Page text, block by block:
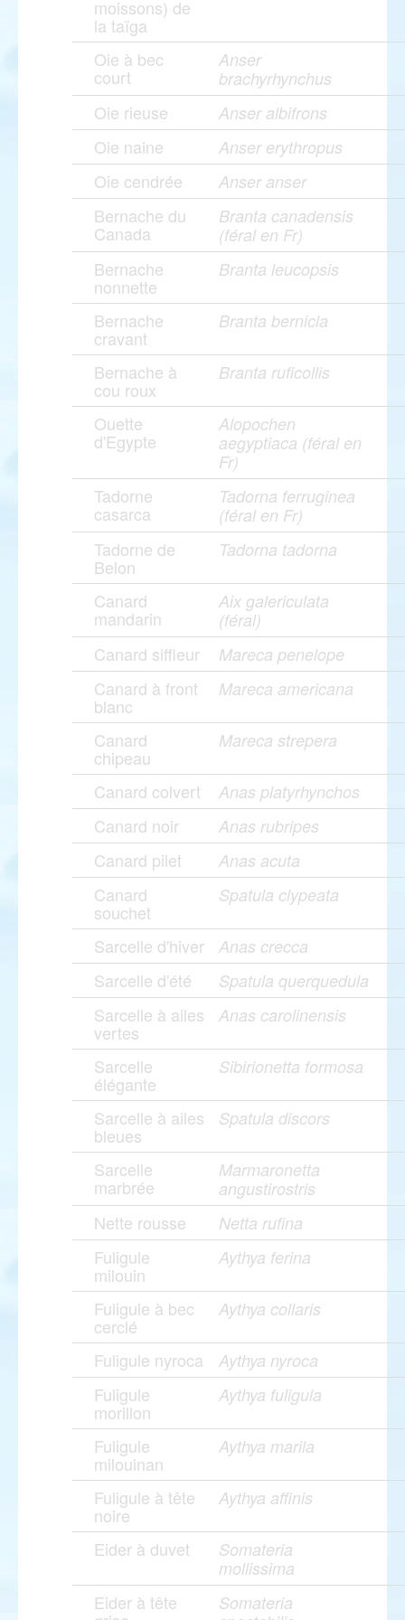
moissons) de
la taïga
Oie à bec
court
Anser
brachyrhynchus
Oie rieuse Anser albifrons
Oie naine Anser erythropus
Oie cendrée Anser anser
Bernache du
Canada
Branta canadensis
(féral en Fr)
Bernache
nonnette
Branta leucopsis
Bernache
cravant
Branta bernicla
Bernache à
cou roux
Branta ruficollis
Ouette
d'Egypte
Alopochen
aegyptiaca (féral en
Fr)
Tadorne
casarca
Tadorna ferruginea
(féral en Fr)
Tadorne de
Belon
Tadorna tadorna
Canard
mandarin
Aix galericulata
(féral)
Canard siffleur Mareca penelope
Canard à front
blanc
Mareca americana
Canard
chipeau
Mareca strepera
Canard colvert Anas platyrhynchos
Canard noir Anas rubripes
Canard pilet Anas acuta
Canard
souchet
Spatula clypeata
Sarcelle d'hiver Anas crecca
Sarcelle d'été Spatula querquedula
Sarcelle à ailes
vertes
Anas carolinensis
Sarcelle
élégante
Sibirionetta formosa
Sarcelle à ailes
bleues
Spatula discors
Sarcelle
marbrée
Marmaronetta
angustirostris
Nette rousse Netta rufina
Fuligule
milouin
Aythya ferina
Fuligule à bec
cerclé
Aythya collaris
Fuligule nyroca Aythya nyroca
Fuligule
morillon
Aythya fuligula
Fuligule
milouinan
Aythya marila
Fuligule à tête
noire
Aythya affinis
Eider à duvet
Somateria
mollissima
Eider à tête
Somateria